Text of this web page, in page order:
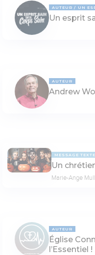
AUTEUR UN
Un esprit
AUTEUR
Andrew
MESSAGE TEXTE
Un
Marie-Ange
AUTEUR
Église
l’Essentiel !